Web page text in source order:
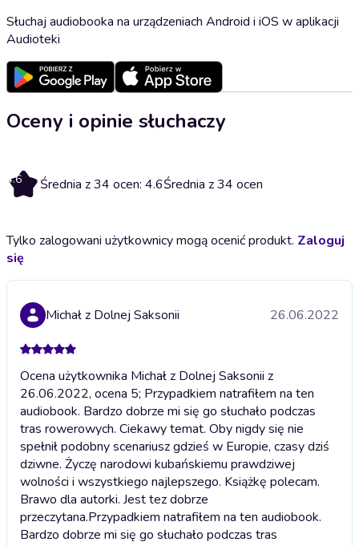
Słuchaj audiobooka na urządzeniach Android i iOS w aplikacji
Audioteki
Oceny i opinie słuchaczy
4.6 Średnia z 34 ocen: 4.6Średnia z 34 ocen
Tylko zalogowani użytkownicy mogą ocenić produkt. Zaloguj
się
Michał z Dolnej Saksonii 26.06.2022
Ocena użytkownika Michał z Dolnej Saksonii z
26.06.2022, ocena 5; Przypadkiem natrafiłem na ten
audiobook. Bardzo dobrze mi się go słuchało podczas
tras rowerowych. Ciekawy temat. Oby nigdy się nie
spełnił podobny scenariusz gdzieś w Europie, czasy dziś
dziwne. Życzę narodowi kubańskiemu prawdziwej
wolności i wszystkiego najlepszego. Książkę polecam.
Brawo dla autorki. Jest tez dobrze
przeczytana.Przypadkiem natrafiłem na ten audiobook.
Bardzo dobrze mi się go słuchało podczas tras